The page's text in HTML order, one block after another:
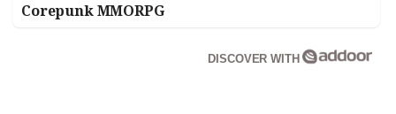
Corepunk MMORPG
DISCOVER WITH